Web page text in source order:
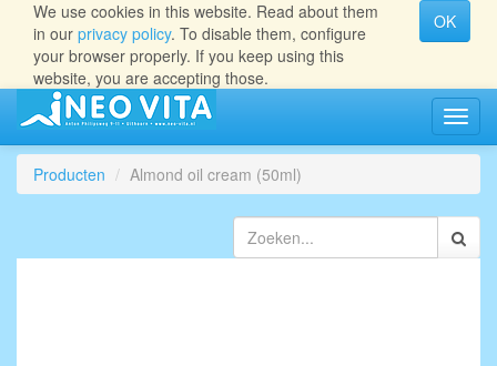
We use cookies in this website. Read about them
in our privacy policy. To disable them, configure
your browser properly. If you keep using this
website, you are accepting those.
OK
aan/
Producten
Almond oil cream (50ml)